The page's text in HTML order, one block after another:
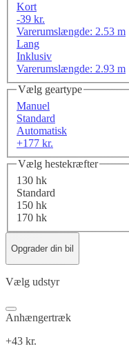
Kort
-39 kr.
Varerumslængde: 2.53 m
Lang
Inklusiv
Varerumslængde: 2.93 m
Vælg geartype
Manuel
Standard
Automatisk
+177 kr.
Vælg hestekræfter
130 hk
Standard
150 hk
170 hk
Opgrader din bil
Vælg udstyr
Anhængertræk
+43 kr.